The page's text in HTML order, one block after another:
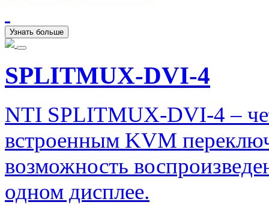
Узнать больше
SPLITMUX-DVI-4
NTI SPLITMUX-DVI-4 –
встроенным KVM
возможность
одном дисплее.